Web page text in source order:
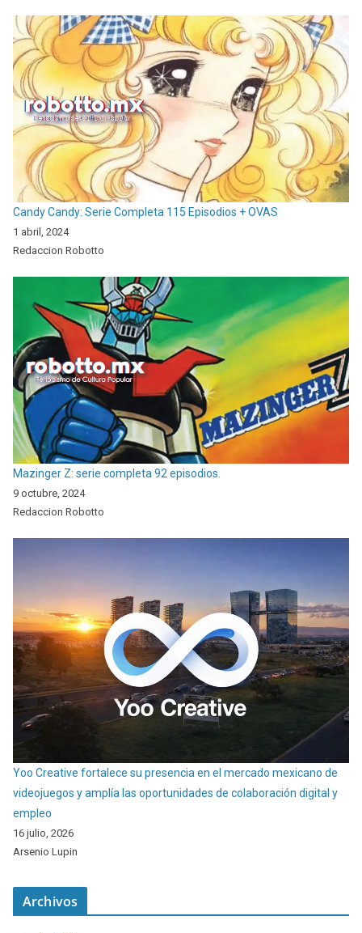
Candy Candy: Serie Completa 115 Episodios + OVAS
1 abril, 2024
Redaccion Robotto
Mazinger Z: serie completa 92 episodios.
9 octubre, 2024
Redaccion Robotto
Yoo Creative fortalece su presencia en el mercado mexicano de
videojuegos y amplía las oportunidades de colaboración digital y
empleo
16 julio, 2026
Arsenio Lupin
Archivos